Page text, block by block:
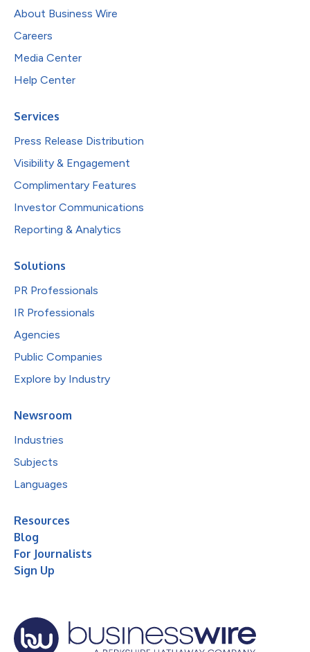
About Business Wire
Careers
Media Center
Help Center
Services
Press Release Distribution
Visibility & Engagement
Complimentary Features
Investor Communications
Reporting & Analytics
Solutions
PR Professionals
IR Professionals
Agencies
Public Companies
Explore by Industry
Newsroom
Industries
Subjects
Languages
Resources
Blog
For Journalists
Sign Up